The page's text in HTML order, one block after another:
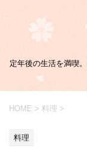
定年後の生活を満喫
HOME > 料理 >
料理